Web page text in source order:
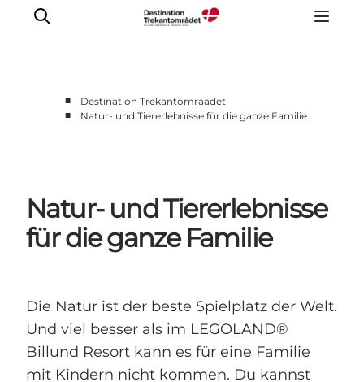
Unterkünfte
Reiseplanung
Tickets
■
Destination Trekantomraadet
■
Natur- und Tiererlebnisse für die ganze Familie
Natur- und Tiererlebnisse
für die ganze Familie
Die Natur ist der beste Spielplatz der Welt.
Und viel besser als im LEGOLAND®
Billund Resort kann es für eine Familie
mit Kindern nicht kommen. Du kannst